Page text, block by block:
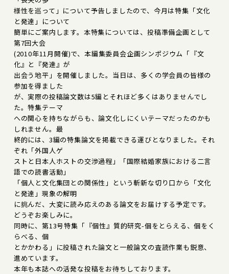
様性を巡って」について予告しましたので、今月は特集「文化
と発達」について
簡単にご案内します。本特集については、投稿準備企画として
第7回大会
(2010年11月開催)で、本編集委員会企画シンポジウム「『文
化』と『発達』が
出会う地平」を開催しました。当日は、多くの学会員の皆様の
参加を得ました
が、実際の投稿論文数は5編とそれほど多くはありませんでし
た。特集テーマ
への関心を持ちながらも、論文化しにくいテーマだったのかも
しれません。最
終的には、3編の特集論文を掲載できる運びとなりました。それ
ぞれ「外国人ゲ
ストと日本人ホストの交渉過程」「国際結婚家族における二言
語での読書活動」
「個人と文化集団との関係性」という斬新な切り口から「文化
と発達」現象の解明
に挑んだ、大変に読み応えのある論文をお届けする予定です。
どうぞお楽しみに。
同時に、第13号特集「『個性』質的研究-個をとらえる、個をく
らべる、個
とかかわる」に投稿された論文と一般論文の査読作業も鋭意、
進めています。
本年も本誌への活発な投稿をお待ちしております。